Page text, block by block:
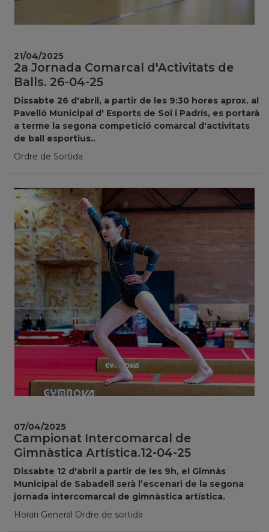
2a Jornada Comarcal d'Activitats de
Balls. 26-04-25
Dissabte 26 d'abril, a partir de les 9:30 hores aprox. al
Pavelló Municipal d' Esports de Sol i Padrís, es portarà
a terme la segona competició comarcal d'activitats
de ball esportius..
Ordre de Sortida
21/04/2025
Campionat Intercomarcal de
Gimnàstica Artística.12-04-25
Dissabte 12 d'abril a partir de les 9h, el Gimnàs
Municipal de Sabadell serà l’escenari de la segona
jornada intercomarcal de gimnàstica artística.
Horari General Ordre de sortida
07/04/2025